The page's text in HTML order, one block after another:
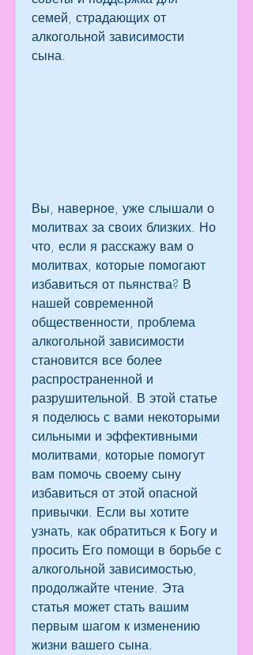
семей, страдающих от
алкогольной зависимости
сына.
Вы, наверное, уже слышали о
молитвах за своих близких. Но
что, если я расскажу вам о
молитвах, которые помогают
избавиться от пьянства? В
нашей современной
общественности, проблема
алкогольной зависимости
становится все более
распространенной и
разрушительной. В этой статье
я поделюсь с вами некоторыми
сильными и эффективными
молитвами, которые помогут
вам помочь своему сыну
избавиться от этой опасной
привычки. Если вы хотите
узнать, как обратиться к Богу и
просить Его помощи в борьбе с
алкогольной зависимостью,
продолжайте чтение. Эта
статья может стать вашим
первым шагом к изменению
жизни вашего сына.